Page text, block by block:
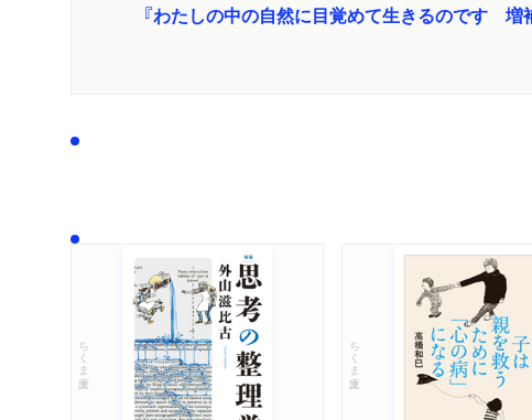
『わたしの中の自然に目覚めて生きるのです 増
ちくま文庫 ちくま文庫